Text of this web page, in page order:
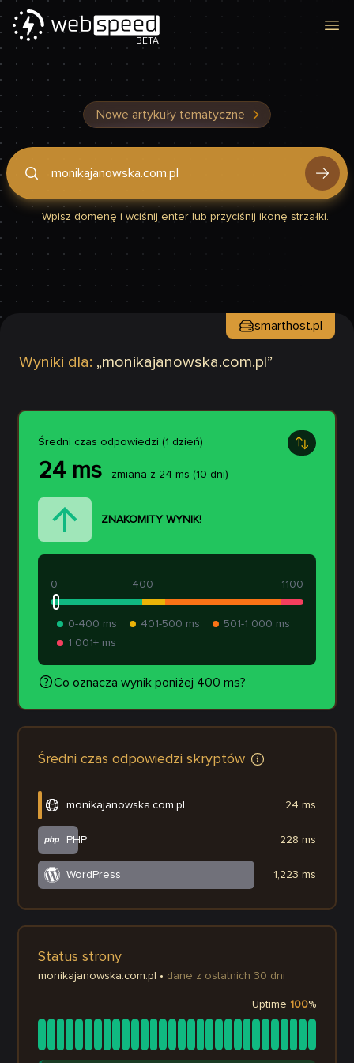
BETA
Nowe artykuły tematyczne
Podaj domenę, by sprawdzić, czy Twoja strona jest szybka
Wpisz domenę i wciśnij enter lub przyciśnij ikonę strzałki.
Wyniki dla: „monikajanowska.com.pl ”
smarthost.pl
Średni czas odpowiedzi (1 dzień)
24ms zmiana z 24 ms (10 dni)
ZNAKOMITY WYNIK!
400
0 1100
0-400 ms 401-500 ms
501-1 000 ms
1 001+ ms
Co oznacza wynik poniżej 400 ms?
Średni czas odpowiedzi skryptów
monikajanowska.com.pl
PHP
WordPress
24 ms
228 ms
1,223 ms
Status strony
monikajanowska.com.pl • dane z ostatnich 30 dni
Uptime 100%